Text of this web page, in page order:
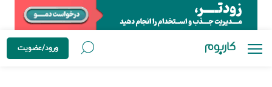
ورود/عضویت